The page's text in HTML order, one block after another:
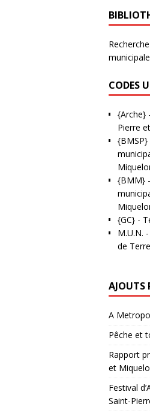
CODES
{Arche}
Pierre
{BMSP}
{BMM}-
{GC}-
M.U.N.
de
AJOUTS
A
Pêche et
Rapport
et
Festival
Saint-